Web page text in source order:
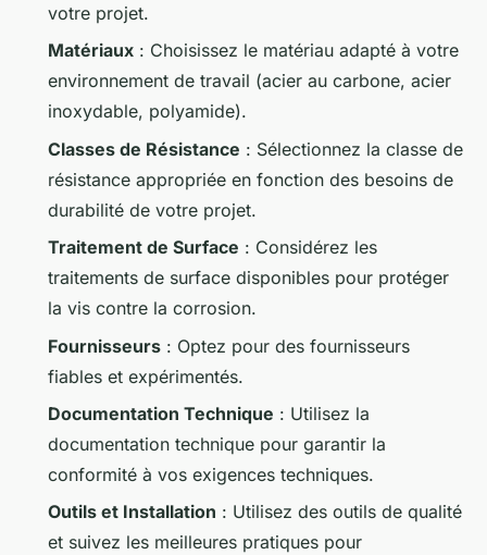
votre projet.
Matériaux : Choisissez le matériau adapté à votre
environnement de travail (acier au carbone, acier
inoxydable, polyamide).
Classes de Résistance : Sélectionnez la classe de
résistance appropriée en fonction des besoins de
durabilité de votre projet.
Traitement de Surface : Considérez les
traitements de surface disponibles pour protéger
la vis contre la corrosion.
Fournisseurs : Optez pour des fournisseurs
fiables et expérimentés.
Documentation Technique : Utilisez la
documentation technique pour garantir la
conformité à vos exigences techniques.
Outils et Installation : Utilisez des outils de qualité
et suivez les meilleures pratiques pour